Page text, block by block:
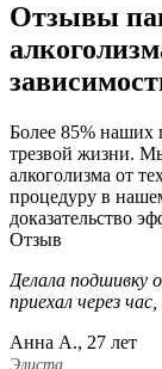
Отзывы
Более 85% наших
трезвой жизни.
алкоголизма от
процедуру в
доказательство
Отзыв
Делала подшивку
приехал через
Анна А., 27 лет
Элиста